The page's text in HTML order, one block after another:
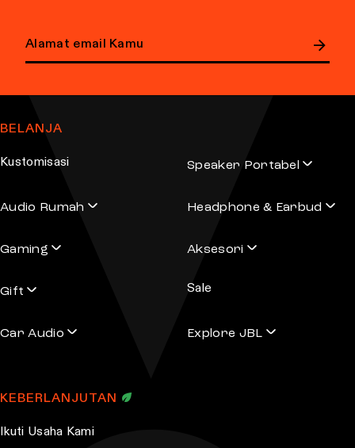
BELANJA
Kustomisasi Speaker Portabel
Audio Rumah Headphone & Earbud
Gaming Aksesori
Gift Sale
Car Audio Explore JBL
KEBERLANJUTAN
Ikuti Usaha Kami